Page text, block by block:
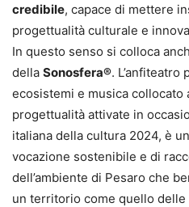
credibile, capace di mettere
progettualità culturale e
In questo senso si colloca
della Sonosfera®. L’anfiteatro
ecosistemi e musica collocato
progettualità attivate in
italiana della cultura 2024, è
vocazione sostenibile e di
dell’ambiente di Pesaro che
un territorio come quello